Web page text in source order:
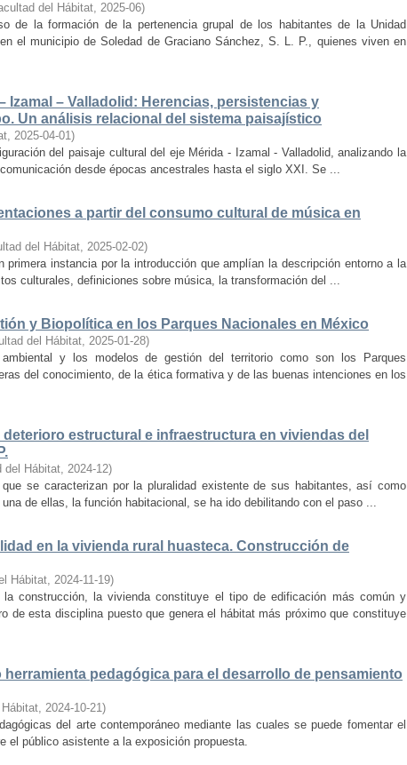
del Hábitat, 2025-06)
de la formación de la pertenencia grupal de los habitantes de la Unidad
el municipio de Soledad de Graciano Sánchez, S. L. P., quienes viven en
Izamal – Valladolid: Herencias, persistencias y
Un análisis relacional del sistema paisajístico
, 2025-04-01)
del paisaje cultural del eje Mérida - Izamal - Valladolid, analizando la
desde épocas ancestrales hasta el siglo XXI. Se ...
a partir del consumo cultural de música en
del Hábitat, 2025-02-02)
primera instancia por la introducción que amplían la descripción entorno a la
culturales, definiciones sobre música, la transformación del ...
y Biopolítica en los Parques Nacionales en México
del Hábitat, 2025-01-28)
y los modelos de gestión del territorio como son los Parques
del conocimiento, de la ética formativa y de las buenas intenciones en los
estructural e infraestructura en viviendas del
del Hábitat, 2024-12)
se caracterizan por la pluralidad existente de sus habitantes, así como
de ellas, la función habitacional, se ha ido debilitando con el paso ...
en la vivienda rural huasteca. Construcción de
Hábitat, 2024-11-19)
construcción, la vivienda constituye el tipo de edificación más común y
de esta disciplina puesto que genera el hábitat más próximo que constituye
pedagógica para el desarrollo de pensamiento
, 2024-10-21)
del arte contemporáneo mediante las cuales se puede fomentar el
el público asistente a la exposición propuesta.